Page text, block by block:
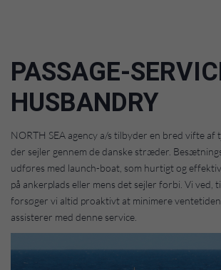
PASSAGE-
HUSBANDRY
NORTH SEA agency a/s tilbyder en bred vifte af
der sejler gennem de danske stræder.
udføres med launch-boat, som hurtigt og
på ankerplads eller mens det sejler forbi. Vi ved,
forsøger vi altid proaktivt at minimere
assisterer med denne service.